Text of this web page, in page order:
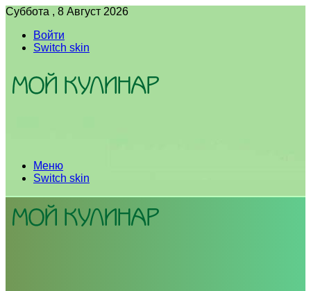
Суббота , 8 Август 2026
Войти
Switch skin
Меню
Switch skin